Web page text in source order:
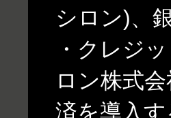
シロン)、
・クレジ
ロン株式
済を導入